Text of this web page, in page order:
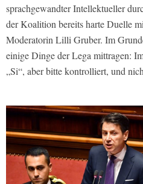
sprachgewandter Intellektueller
der Koalition bereits harte Duelle
Moderatorin Lilli Gruber. Im
einige Dinge der Lega mittragen:
„Si“, aber bitte kontrolliert, und